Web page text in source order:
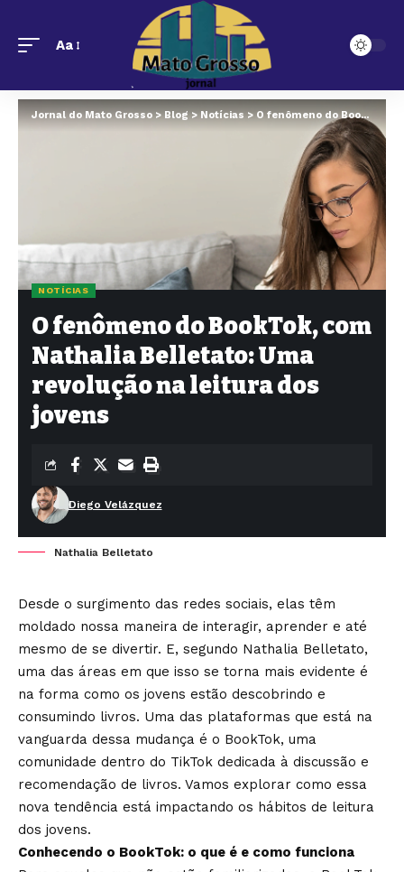
Aa
Jornal do Mato Grosso>Blog>Notícias>O fenômeno do BookTok, com Nathalia Belletato: Uma revolução na leitura dos jovens
NOTÍCIAS
O fenômeno do BookTok, com
Nathalia Belletato: Uma
revolução na leitura dos
jovens
Diego Velázquez
Nathalia Belletato
Desde o surgimento das redes sociais, elas têm
moldado nossa maneira de interagir, aprender e até
mesmo de se divertir. E, segundo Nathalia Belletato,
uma das áreas em que isso se torna mais evidente é
na forma como os jovens estão descobrindo e
consumindo livros. Uma das plataformas que está na
vanguarda dessa mudança é o BookTok, uma
comunidade dentro do TikTok dedicada à discussão e
recomendação de livros. Vamos explorar como essa
nova tendência está impactando os hábitos de leitura
dos jovens.
Conhecendo o BookTok: o que é e como funciona